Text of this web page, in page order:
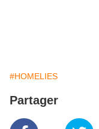
#HOMELIES
Partager